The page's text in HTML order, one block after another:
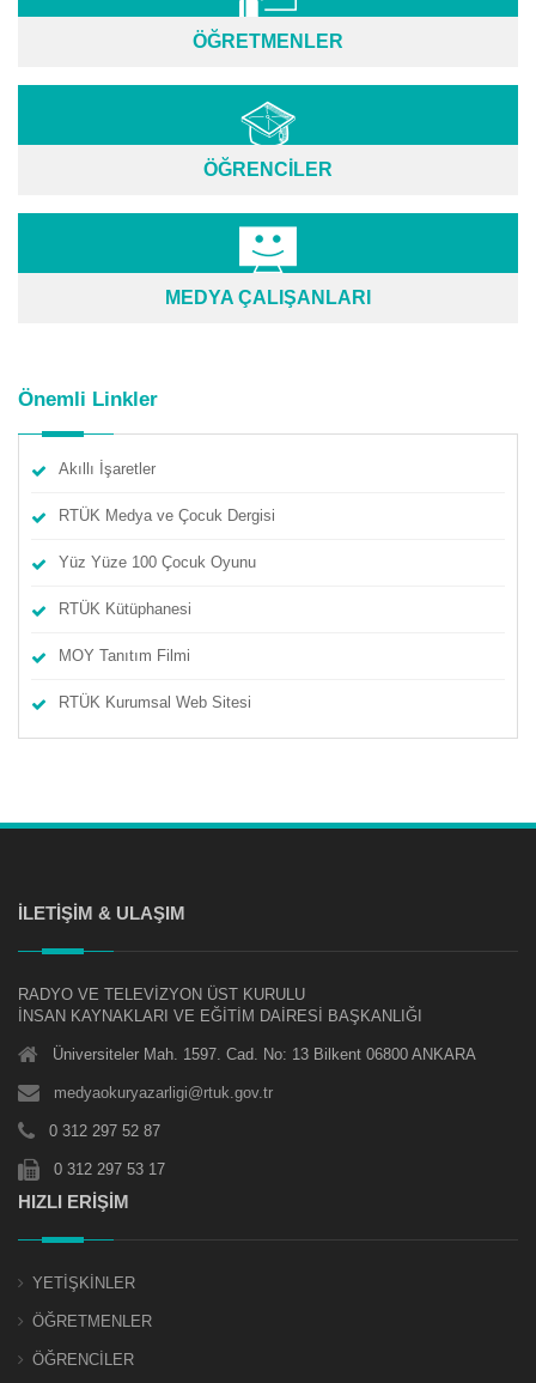
ÖĞRETMENLER
ÖĞRENCİLER
MEDYA ÇALIŞANLARI
Önemli Linkler
Akıllı İşaretler
RTÜK Medya ve Çocuk Dergisi
Yüz Yüze 100 Çocuk Oyunu
RTÜK Kütüphanesi
MOY Tanıtım Filmi
RTÜK Kurumsal Web Sitesi
İLETİŞİM & ULAŞIM
RADYO VE TELEVİZYON ÜST KURULU
İNSAN KAYNAKLARI VE EĞİTİM DAİRESİ BAŞKANLIĞI
Üniversiteler Mah. 1597. Cad. No: 13 Bilkent 06800 ANKARA
medyaokuryazarligi@rtuk.gov.tr
0 312 297 52 87
0 312 297 53 17
HIZLI ERİŞİM
YETİŞKİNLER
ÖĞRETMENLER
ÖĞRENCİLER